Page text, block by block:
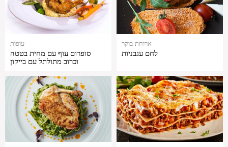
עוֹפוֹת
סופרום עוף עם מחית בטטה
וכרוב מתולתל עם בייקון
ארוחת בוקר
לחם עגבניות